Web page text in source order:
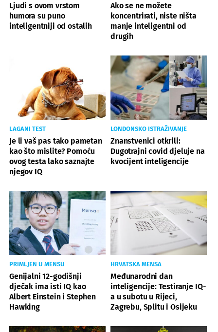
Ljudi s ovom vrstom
humora su puno
inteligentniji od ostalih
Ako se ne možete
koncentrirati, niste ništa
manje inteligentni od
drugih
LAGANI TEST
Je li vaš pas tako pametan
kao što mislite? Pomoću
ovog testa lako saznajte
njegov IQ
LONDONSKO ISTRAŽIVANJE
Znanstvenici otkrili:
Dugotrajni covid djeluje na
kvocijent inteligencije
PRIMLJEN U MENSU
Genijalni 12-godišnji
dječak ima isti IQ kao
Albert Einstein i Stephen
Hawking
HRVATSKA MENSA
Međunarodni dan
inteligencije: Testiranje IQ-
a u subotu u Rijeci,
Zagrebu, Splitu i Osijeku